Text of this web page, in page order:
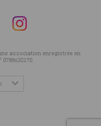
Suivez-
nous
Instagram
association enregistrée en